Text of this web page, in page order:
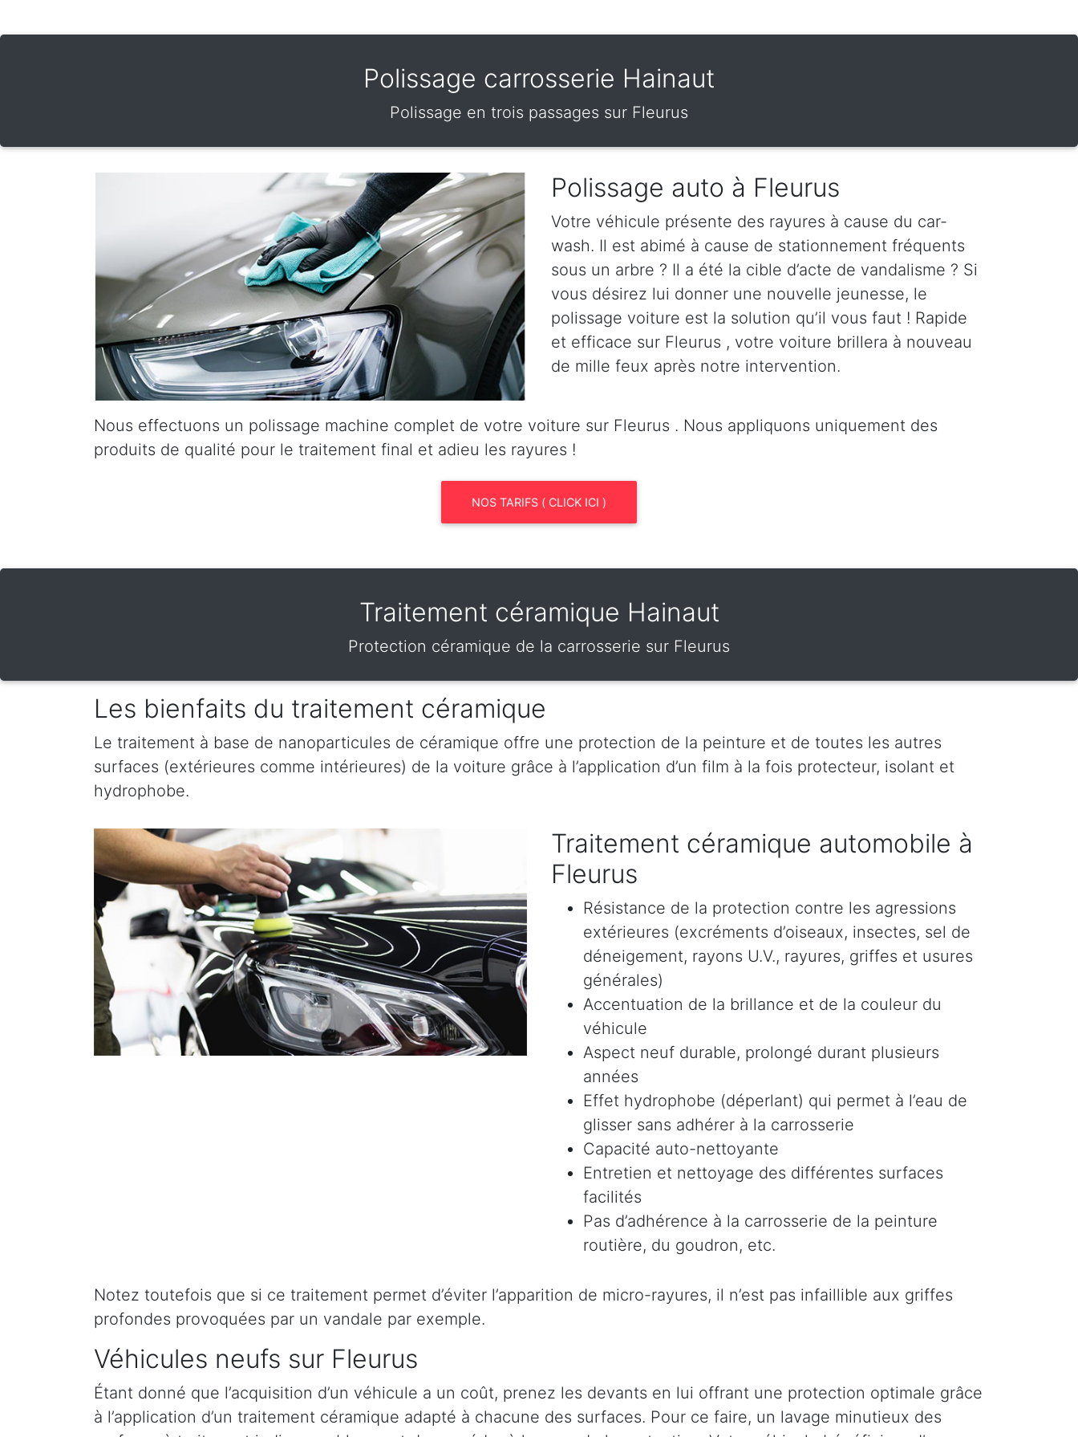
Polissage carrosserie Hainaut
Polissage en trois passages sur Fleurus
Polissage auto à Fleurus
Votre véhicule présente des rayures à cause du car-
wash. Il est abimé à cause de stationnement fréquents
sous un arbre ? Il a été la cible d’acte de vandalisme ? Si
vous désirez lui donner une nouvelle jeunesse, le
polissage voiture est la solution qu’il vous faut ! Rapide
et efficace sur Fleurus , votre voiture brillera à nouveau
de mille feux après notre intervention.
Nous effectuons un polissage machine complet de votre voiture sur Fleurus . Nous appliquons uniquement des
produits de qualité pour le traitement final et adieu les rayures !
NOS TARIFS ( CLICK ICI )
Traitement céramique Hainaut
Protection céramique de la carrosserie sur Fleurus
Les bienfaits du traitement céramique
Le traitement à base de nanoparticules de céramique offre une protection de la peinture et de toutes les autres
surfaces (extérieures comme intérieures) de la voiture grâce à l’application d’un film à la fois protecteur, isolant et
hydrophobe.
Traitement céramique automobile à
Fleurus
Résistance de la protection contre les agressions
extérieures (excréments d’oiseaux, insectes, sel de
déneigement, rayons U.V., rayures, griffes et usures
générales)
Accentuation de la brillance et de la couleur du
véhicule
Aspect neuf durable, prolongé durant plusieurs
années
Effet hydrophobe (déperlant) qui permet à l’eau de
glisser sans adhérer à la carrosserie
Capacité auto-nettoyante
Entretien et nettoyage des différentes surfaces
facilités
Pas d’adhérence à la carrosserie de la peinture
routière, du goudron, etc.
Notez toutefois que si ce traitement permet d’éviter l’apparition de micro-rayures, il n’est pas infaillible aux griffes
profondes provoquées par un vandale par exemple.
Véhicules neufs sur Fleurus
Étant donné que l’acquisition d’un véhicule a un coût, prenez les devants en lui offrant une protection optimale grâce
à l’application d’un traitement céramique adapté à chacune des surfaces. Pour ce faire, un lavage minutieux des